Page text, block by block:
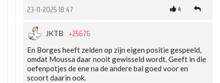
23-11-2025 18:47 4
JKTB +25676
En Borges heeft zelden op zijn eigen positie gespeeld,
omdat Moussa daar nooit gewisseld wordt. Geeft in die
oefenpotjes de ene na de andere bal goed voor en
scoort daarin ook.